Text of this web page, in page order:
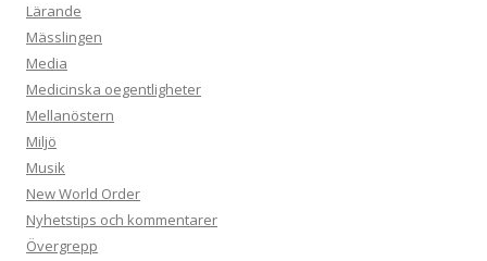
Lärande
Mässlingen
Media
Medicinska oegentligheter
Mellanöstern
Miljö
Musik
New World Order
Nyhetstips och kommentarer
Övergrepp